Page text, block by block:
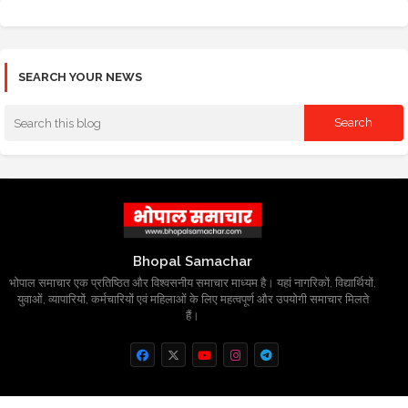
SEARCH YOUR NEWS
Bhopal Samachar
भोपाल समाचार एक प्रतिष्ठित और विश्वसनीय समाचार माध्यम है। यहां नागरिकों, विद्यार्थियों,
युवाओं, व्यापारियों, कर्मचारियों एवं महिलाओं के लिए महत्वपूर्ण और उपयोगी समाचार मिलते
हैं।